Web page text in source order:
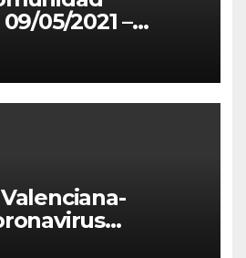
05/2021 –
05/2021